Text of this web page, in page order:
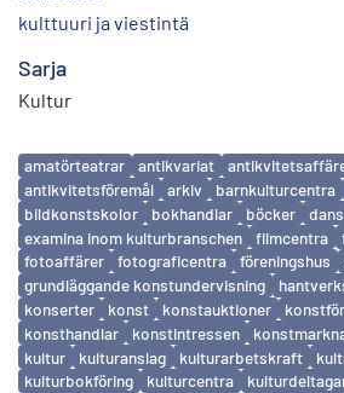
kulttuuri ja viestintä
Sarja
Kultur
Avainsanat
amatörteatrar antikvariat
antikvitetsföremål
arkiv barnkulturcentra
bildkonstskolor
bokhandlar böcker
dans
examina inom kulturbranschen
filmcentra
fotoaffärer
fotograficentra föreningshus
grundläggande konstundervisning
konserter
konst konstauktioner
konsthandlar
konstintressen
kultur
kulturanslag kulturarbetskraft
kulturbokföring
kulturcentra